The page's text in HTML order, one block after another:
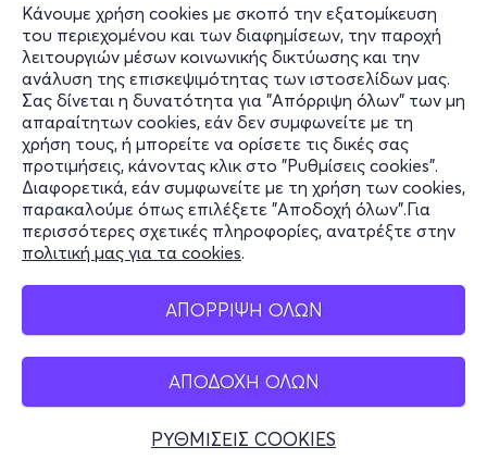
Κάνουμε χρήση cookies με σκοπό την εξατομίκευση
του περιεχομένου και των διαφημίσεων, την παροχή
λειτουργιών μέσων κοινωνικής δικτύωσης και την
ανάλυση της επισκεψιμότητας των ιστοσελίδων μας.
Σας δίνεται η δυνατότητα για "Απόρριψη όλων" των μη
απαραίτητων cookies, εάν δεν συμφωνείτε με τη
χρήση τους, ή μπορείτε να ορίσετε τις δικές σας
προτιμήσεις, κάνοντας κλικ στο "Ρυθμίσεις cookies".
Διαφορετικά, εάν συμφωνείτε με τη χρήση των cookies,
παρακαλούμε όπως επιλέξετε "Αποδοχή όλων".Για
περισσότερες σχετικές πληροφορίες, ανατρέξτε στην
πολιτική μας για τα cookies.
ΑΠΟΡΡΙΨΗ ΟΛΩΝ
ΑΠΟΔΟΧΗ ΟΛΩΝ
ΡΥΘΜΙΣΕΙΣ COOKIES